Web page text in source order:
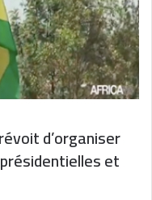
d’organiser
et